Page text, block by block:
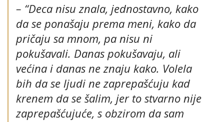
– “Deca nisu znala, jednostavno, kako
da se ponašaju prema meni, kako da
pričaju sa mnom, pa nisu ni
pokušavali. Danas pokušavaju, ali
većina i danas ne znaju kako. Volela
bih da se ljudi ne zaprepašćuju kad
krenem da se šalim, jer to stvarno nije
zaprepašćujuće, s obzirom da sam